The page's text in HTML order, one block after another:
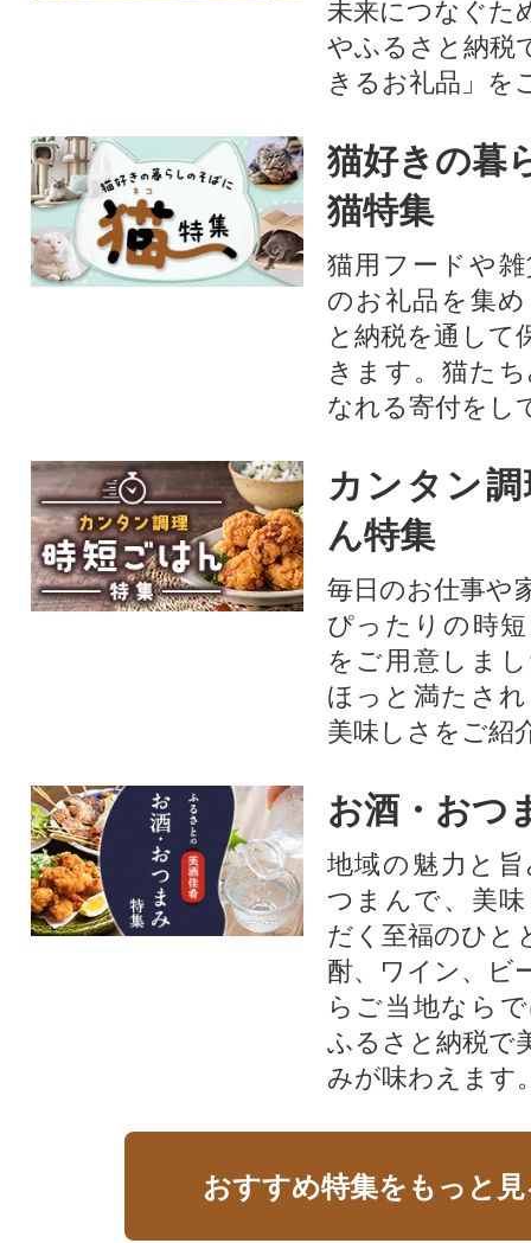
未来につなぐた
やふるさと納税
きるお礼品」を
猫好きの暮
猫特集
猫用フードや
のお礼品を集
と納税を通して
きます。猫た
なれる寄付をし
カンタン
ん特集
毎日のお仕事や
ぴったりの時
をご用意しま
ほっと満たさ
美味しさをご紹
お酒・おつ
地域の魅力と
つまんで、美
だく至福のひと
酎、ワイン、ビ
らご当地なら
ふるさと納税で
みが味わえます
おすすめ特集をもっと